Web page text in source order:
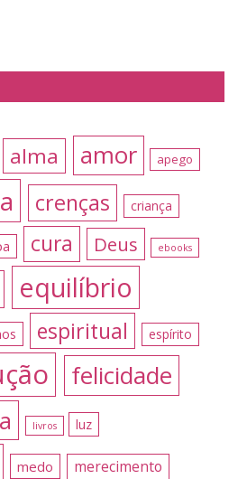
alma amor apego
crenças criança
cura Deus ebooks
equilíbrio
espiritual espírito
felicidade
livros luz
medo merecimento